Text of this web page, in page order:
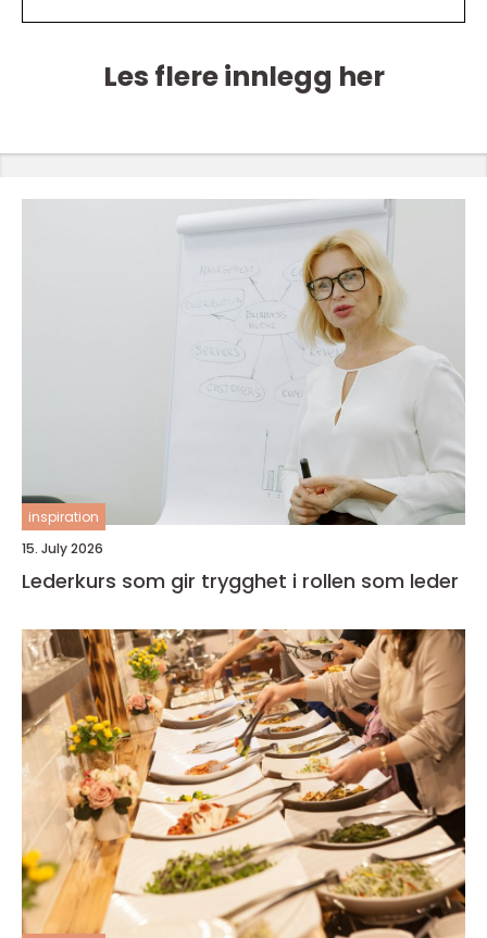
Les flere innlegg her
inspiration
15. July 2026
Lederkurs som gir trygghet i rollen som leder